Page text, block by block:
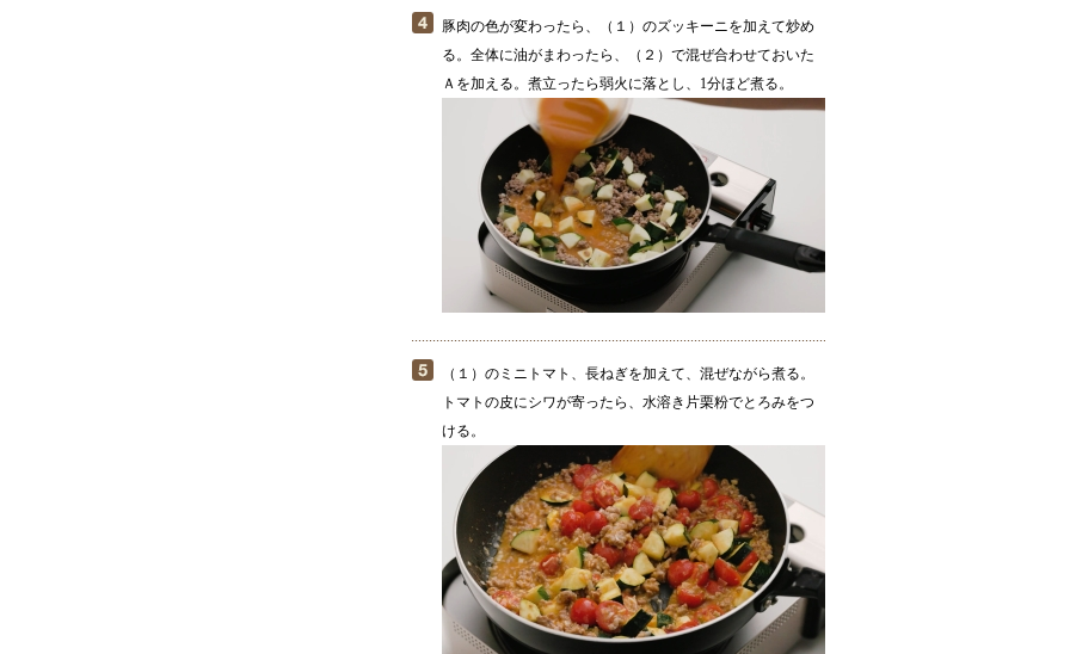
豚肉の色が変わったら、（１）のズッキーニを加えて炒め
る。全体に油がまわったら、（２）で混ぜ合わせておいた
Ａを加える。煮立ったら弱火に落とし、1分ほど煮る。
（１）のミニトマト、長ねぎを加えて、混ぜながら煮る。
トマトの皮にシワが寄ったら、水溶き片栗粉でとろみをつ
ける。